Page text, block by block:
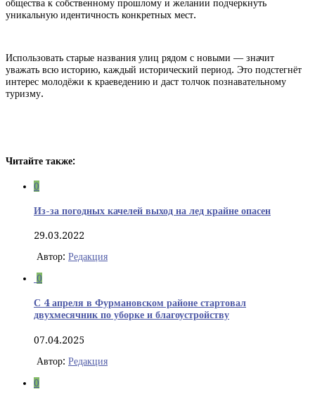
общества к собственному прошлому и желании подчеркнуть
уникальную идентичность конкретных мест.
Использовать старые названия улиц рядом с новыми — значит
уважать всю историю, каждый исторический период. Это подстегнёт
интерес молодёжи к краеведению и даст толчок познавательному
туризму.
Читайте также:
0
Из-за погодных качелей выход на лед крайне опасен
29.03.2022
Автор: Редакция
0
С 4 апреля в Фурмановском районе стартовал
двухмесячник по уборке и благоустройству
07.04.2025
Автор: Редакция
0